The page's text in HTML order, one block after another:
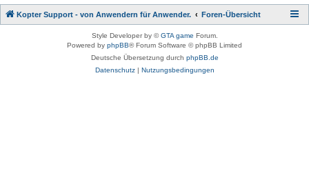
Kopter Support - von Anwendern für Anwender. Foren-Übersicht
Style Developer by ©GTA game Forum.
Powered by phpBB® Forum Software © phpBB Limited
Deutsche Übersetzung durch phpBB.de
Datenschutz| Nutzungsbedingungen